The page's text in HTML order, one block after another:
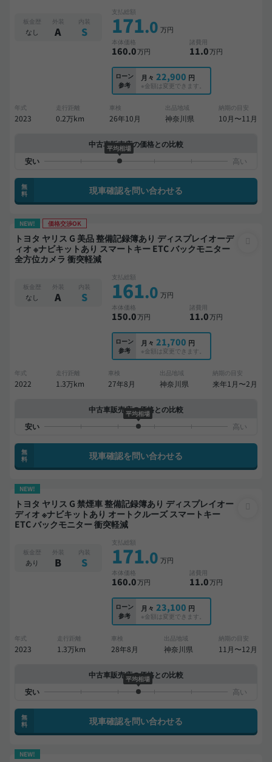
板金歴
なし
外装
A
内装
S
支払総額
171.0 万円
本体価格
160.0万円
諸費用
11.0万円
ローン
参考
月々 22,900 円
※金額は変更できます。
年式
2023
走行距離
0.2万km
車検
26年10月
出品地域
神奈川県
納期の目安
10月〜11月
中古車販売店の価格との比較
平均相場
無
料
現車確認を問い合わせる
NEW! 価格交渉OK
トヨタ ヤリス G 美品 整備記録簿あり ディスプレイオーデ
ィオ ※ナビキットあり スマートキー ETC バックモニター
全方位カメラ 衝突軽減
板金歴
なし
外装
A
内装
S
支払総額
161.0 万円
本体価格
150.0万円
諸費用
11.0万円
ローン
参考
月々 21,700 円
※金額は変更できます。
年式
2022
走行距離
1.3万km
車検
27年8月
出品地域
神奈川県
納期の目安
来年1月〜2月
中古車販売店の価格との比較
平均相場
無
料
現車確認を問い合わせる
NEW!
トヨタ ヤリス G 禁煙車 整備記録簿あり ディスプレイオー
ディオ ※ナビキットあり オートクルーズ スマートキー
ETC バックモニター 衝突軽減
板金歴
あり
外装
B
内装
S
支払総額
171.0 万円
本体価格
160.0万円
諸費用
11.0万円
ローン
参考
月々 23,100 円
※金額は変更できます。
年式
2023
走行距離
1.3万km
車検
28年8月
出品地域
神奈川県
納期の目安
11月〜12月
中古車販売店の価格との比較
平均相場
無
料
現車確認を問い合わせる
NEW!